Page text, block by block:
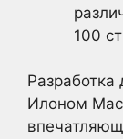
100
Илоном